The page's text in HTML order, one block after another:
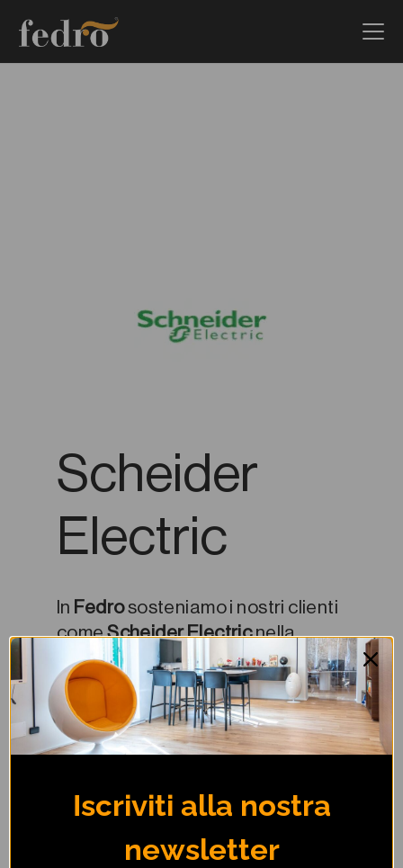
Scheider
Electric
In Fedrososteniamo i nostri clienti
comeScheider Electricnella
realizzazione di obiettivi individuali
e organizzativi. Puntiamo a
migliorare il benessere aziendale
e personale con metodi ed
esperienze sempre focalizzati
Iscriviti alla nostra
newsletter